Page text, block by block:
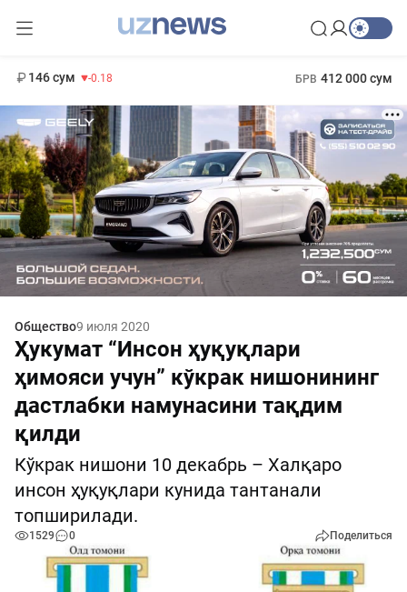
146 сум -0.18 БРВ 412 000 сум
Общество9 июля 2020
Ҳукумат “Инсон ҳуқуқлари
ҳимояси учун” кўкрак нишонининг
дастлабки намунасини тақдим
қилди
Кўкрак нишони 10 декабрь – Халқаро
инсон ҳуқуқлари кунида тантанали
топширилади.
1529 0 Поделиться